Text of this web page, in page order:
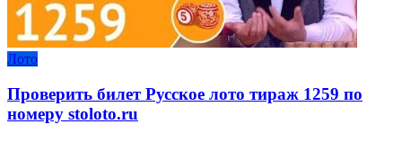
Лото
Проверить билет Русское лото тираж 1259 по
номеру stoloto.ru